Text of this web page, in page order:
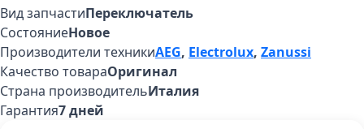
Вид запчастиПереключатель
СостояниеНовое
Производители техникиAEG, Electrolux, Zanussi
Качество товараОригинал
Страна производительИталия
Гарантия7 дней